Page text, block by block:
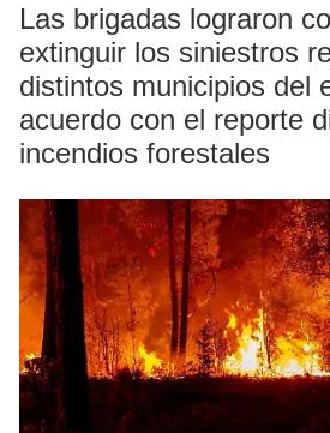
Las brigadas lograron
extinguir los siniestros
distintos municipios del
acuerdo con el reporte
incendios forestales